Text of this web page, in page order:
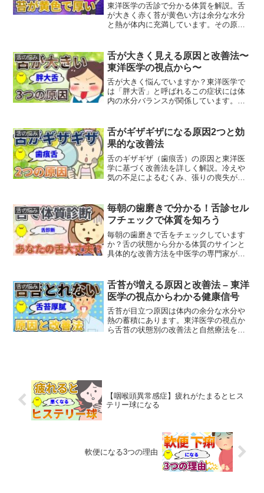
東洋医学の舌診で分かる体質を解説。舌
が大きく赤く苔が黄色い方は余分な水分
と熱が体内に充満しています。その原因
舌の悩み
舌が大きく見える原因と改善法〜
東洋医学の視点から〜
舌が大きく悩んでいますか？東洋医学で
は「胖大舌」と呼ばれるこの症状には体
内の水分バランスが関係しています。原
舌の悩み
舌がギザギザになる原因2つと効
果的な改善法
舌のギザギザ（歯痕舌）の原因と東洋医
学に基づく改善法を詳しく解説。冷えや
気の不足によるむくみ、張りの喪失が主
舌の悩み
毎朝の歯磨きで分かる！舌診セル
フチェックで体質を知ろう
毎朝の歯磨きで舌をチェックしています
か？舌の状態から分かる体質のサインと
具体的な改善方法を中医学の専門家が分
舌の悩み
舌苔が増える原因と改善法 – 東洋
医学の視点からわかる健康信号
舌苔が目立つ原因は体内の余分な水分や
熱の蓄積にあります。東洋医学の視点か
ら舌苔の状態別の改善法と自然療法をご
【咽喉頭異常感症】疲れがたまるとヒス
テリー球になる
軟便になる3つの理由